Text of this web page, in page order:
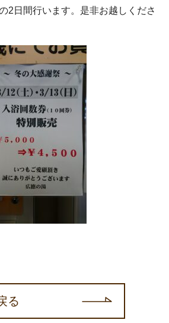
2日間行います。是非お越しくださ
る